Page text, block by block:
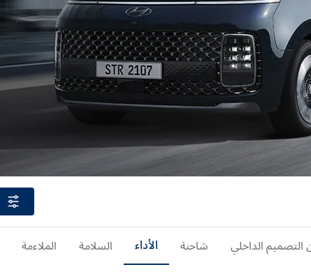
التصميم الداخلي شاحنة الأداء السلامة الملاءمة